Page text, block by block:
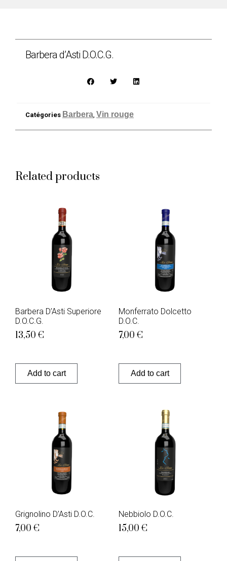
Barbera d’Asti D.O.C.G.
Catégories Barbera, Vin rouge
Related products
Barbera D’Asti Superiore
D.O.C.G.
13,50 €
Add to cart
Monferrato Dolcetto
D.O.C.
7,00 €
Add to cart
Grignolino D’Asti D.O.C.
7,00 €
Nebbiolo D.O.C.
15,00 €